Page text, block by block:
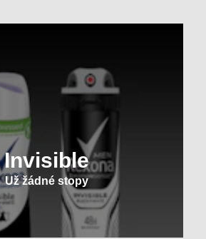
Invisible
Už žádné stopy